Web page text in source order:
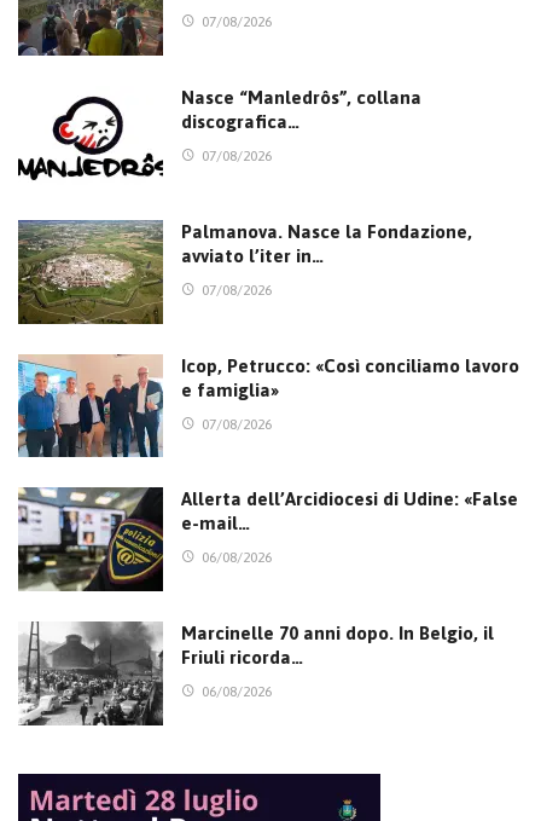
07/08/2026
Nasce “Manledrôs”, collana
discografica…
07/08/2026
Palmanova. Nasce la Fondazione,
avviato l’iter in…
07/08/2026
Icop, Petrucco: «Così conciliamo lavoro
e famiglia»
07/08/2026
Allerta dell’Arcidiocesi di Udine: «False
e-mail…
06/08/2026
Marcinelle 70 anni dopo. In Belgio, il
Friuli ricorda…
06/08/2026